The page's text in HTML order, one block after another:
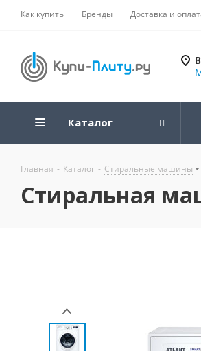
Как купить Бренды Доставка и
Каталог
Главная - Каталог - Стиральные машины
Стиральная